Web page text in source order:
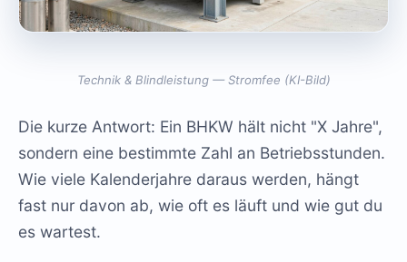
Technik & Blindleistung — Stromfee (KI-Bild)
Die kurze Antwort: Ein BHKW hält nicht "X Jahre",
sondern eine bestimmte Zahl an Betriebsstunden.
Wie viele Kalenderjahre daraus werden, hängt
fast nur davon ab, wie oft es läuft und wie gut du
es wartest.